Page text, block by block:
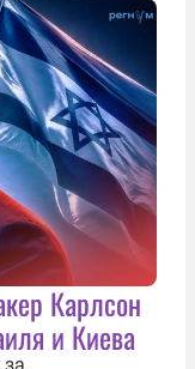
Карлсон
и Киева